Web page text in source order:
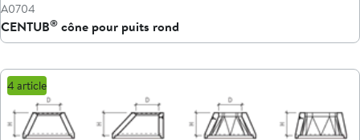
A0704
CENTUB® cône pour puits rond
4 article